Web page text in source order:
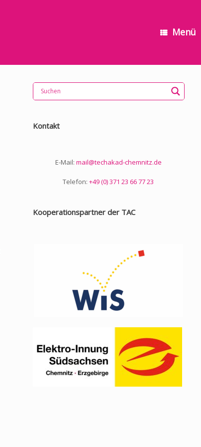
Menü
Kontakt
E-Mail: mail@techakad-chemnitz.de
Telefon:+49 (0) 371 23 66 77 23
Kooperationspartner der TAC